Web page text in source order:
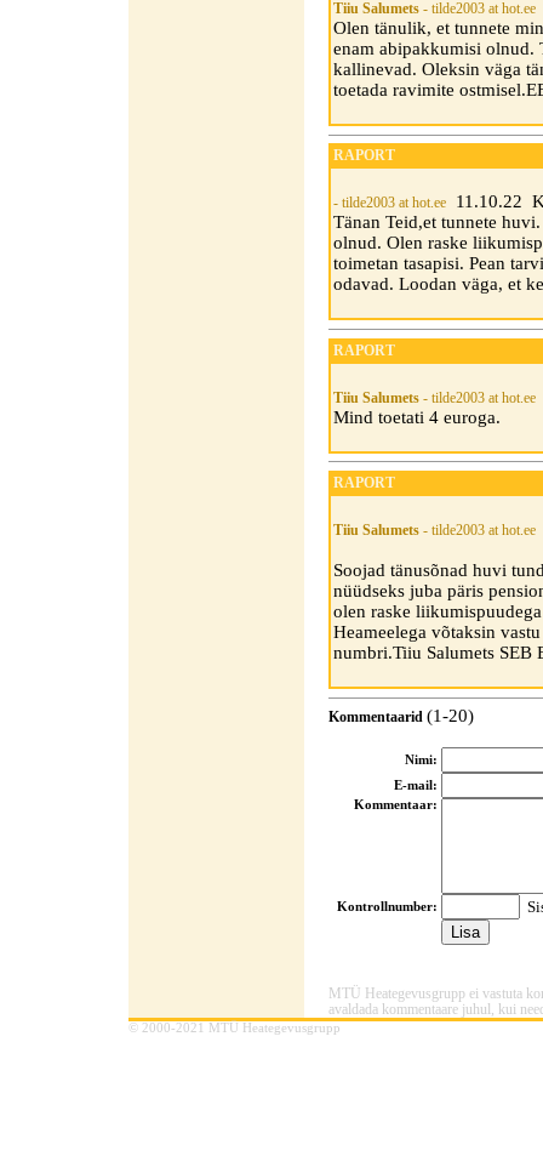
Tiiu Salumets - tilde2003 at hot.ee
Olen tänulik, et tunnete
enam abipakkumisi olnud.
kallinevad. Oleksin väga
toetada ravimite
RAPORT
- tilde2003 at hot.ee
11.10.22
Tänan Teid,et tunnete
olnud. Olen raske
toimetan tasapisi. Pean
odavad. Loodan väga, et
RAPORT
Tiiu Salumets - tilde2003 at hot.ee
Mind toetati 4 euroga.
RAPORT
Tiiu Salumets - tilde2003 at hot.ee
Soojad tänusõnad huvi
nüüdseks juba päris
olen raske
Heameelega võtaksin
numbri.Tiiu Salumets SEB
Kommentaarid (1-20)
Nimi:
E-mail:
Kommentaar:
Kontrollnumber:
MTÜ Heategevusgrupp ei vastuta
avaldada kommentaare juhul, kui
© 2000-2021 MTÜ Heategevusgrupp